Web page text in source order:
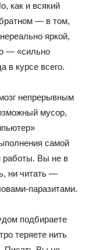
как и всякий
— в том,
яркой,
— «сильно
в курсе всего.
непрерывным
мусор,
самой
работы. Вы не в
ни читать —
паразитами.
подбираете
теряете нить